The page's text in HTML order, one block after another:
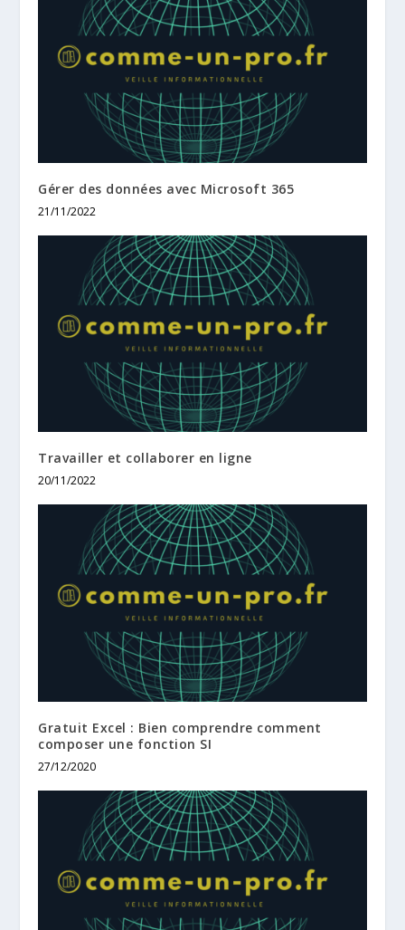
Gérer des données avec Microsoft 365
21/11/2022
Travailler et collaborer en ligne
20/11/2022
Gratuit Excel : Bien comprendre comment
composer une fonction SI
27/12/2020